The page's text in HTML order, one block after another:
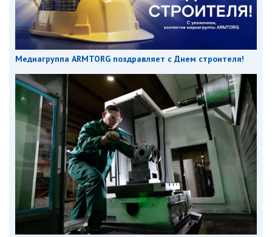
Медиагруппа ARMTORG поздравляет с Днем строителя!